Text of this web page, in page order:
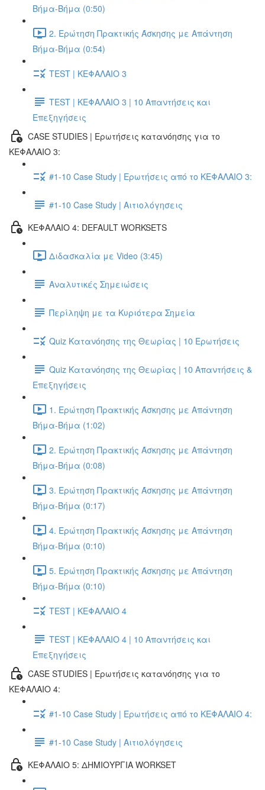
Βήμα-Βήμα (0:50)
2. Ερώτηση Πρακτικής Άσκησης με Απάντηση
Βήμα-Βήμα (0:54)
TEST | ΚΕΦΑΛΑΙΟ 3
TEST | ΚΕΦΑΛΑΙΟ 3 | 10 Απαντήσεις και
Επεξηγήσεις
CASE STUDIES | Ερωτήσεις κατανόησης για το
ΚΕΦΑΛΑΙΟ 3:
#1-10 Case Study | Ερωτήσεις από το ΚΕΦΑΛΑΙΟ 3:
#1-10 Case Study | Αιτιολόγησεις
ΚΕΦΑΛΑΙΟ 4: DEFAULT WORKSETS
Διδασκαλία με Video (3:45)
Αναλυτικές Σημειώσεις
Περίληψη με τα Κυριότερα Σημεία
Quiz Κατανόησης της Θεωρίας | 10 Ερωτήσεις
Quiz Κατανόησης της Θεωρίας | 10 Απαντήσεις &
Επεξηγήσεις
1. Ερώτηση Πρακτικής Άσκησης με Απάντηση
Βήμα-Βήμα (1:02)
2. Ερώτηση Πρακτικής Άσκησης με Απάντηση
Βήμα-Βήμα (0:08)
3. Ερώτηση Πρακτικής Άσκησης με Απάντηση
Βήμα-Βήμα (0:17)
4. Ερώτηση Πρακτικής Άσκησης με Απάντηση
Βήμα-Βήμα (0:10)
5. Ερώτηση Πρακτικής Άσκησης με Απάντηση
Βήμα-Βήμα (0:10)
TEST | ΚΕΦΑΛΑΙΟ 4
TEST | ΚΕΦΑΛΑΙΟ 4 | 10 Απαντήσεις και
Επεξηγήσεις
CASE STUDIES | Ερωτήσεις κατανόησης για το
ΚΕΦΑΛΑΙΟ 4:
#1-10 Case Study | Ερωτήσεις από το ΚΕΦΑΛΑΙΟ 4:
#1-10 Case Study | Αιτιολόγησεις
ΚΕΦΑΛΑΙΟ 5: ΔΗΜΙΟΥΡΓΙΑ WORKSET